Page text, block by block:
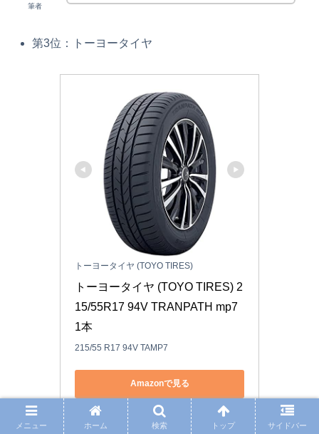
筆者
第3位：トーヨータイヤ
トーヨータイヤ (TOYO TIRES)
トーヨータイヤ (TOYO TIRES) 2
15/55R17 94V TRANPATH mp7
1本
215/55 R17 94V TAMP7
Amazonで見る
楽天市場で見る
メニュー ホーム 検索 トップ サイドバー